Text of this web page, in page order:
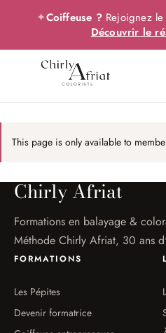
✦Coiffeuse ?Rejoignez le
Découvrir le
This page is only available to
Chirly Afriat
Formations en balayage &
Méthode Chirly Afriat, 30 ans
FORMATIONS
Les Pépites
Devenir formatrice